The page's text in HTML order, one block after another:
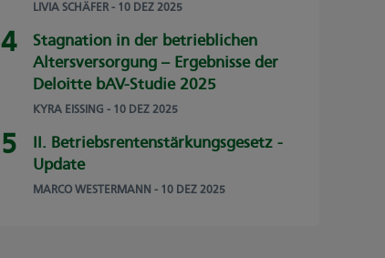
LIVIA SCHÄFER- 10 DEZ 2025
Stagnation in der betrieblichen
Altersversorgung – Ergebnisse der
Deloitte bAV-Studie 2025
KYRA EISSING - 10 DEZ 2025
II. Betriebsrentenstärkungsgesetz -
Update
MARCO WESTERMANN - 10 DEZ 2025